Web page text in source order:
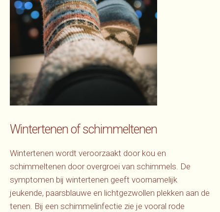
Wintertenen of schimmeltenen
Wintertenen wordt veroorzaakt door kou en
schimmeltenen door overgroei van schimmels. De
symptomen bij wintertenen geeft voornamelijk
jeukende, paarsblauwe en lichtgezwollen plekken aan de
tenen. Bij een schimmelinfectie zie je vooral rode